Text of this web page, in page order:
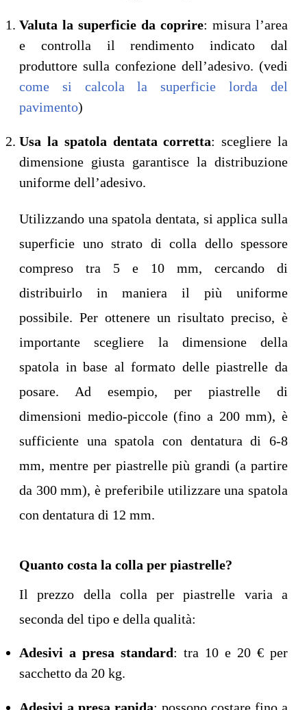
Valuta la superficie da coprire: misura l’area
e controlla il rendimento indicato dal
produttore sulla confezione dell’adesivo. (vedi
come si calcola la superficie lorda del
pavimento)
Usa la spatola dentata corretta: scegliere la
dimensione giusta garantisce la distribuzione
uniforme dell’adesivo.
Utilizzando una spatola dentata, si applica sulla
superficie uno strato di colla dello spessore
compreso tra 5 e 10 mm, cercando di
distribuirlo in maniera il più uniforme
possibile. Per ottenere un risultato preciso, è
importante scegliere la dimensione della
spatola in base al formato delle piastrelle da
posare. Ad esempio, per piastrelle di
dimensioni medio-piccole (fino a 200 mm), è
sufficiente una spatola con dentatura di 6-8
mm, mentre per piastrelle più grandi (a partire
da 300 mm), è preferibile utilizzare una spatola
con dentatura di 12 mm.
Quanto costa la colla per piastrelle?
Il prezzo della colla per piastrelle varia a
seconda del tipo e della qualità:
Adesivi a presa standard: tra 10 e 20 € per
sacchetto da 20 kg.